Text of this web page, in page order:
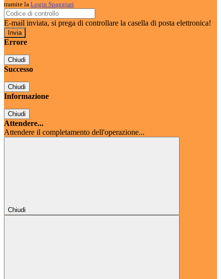
tramite la Login Spaggiari
E-mail inviata, si prega di controllare la casella di posta elettronica!
Errore
Chiudi
Successo
Chiudi
Informazione
Chiudi
Attendere...
Attendere il completamento dell'operazione...
Chiudi